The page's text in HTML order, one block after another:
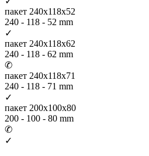
пакет 240x118x52
240 - 118 - 52 mm
✓
пакет 240x118x62
240 - 118 - 62 mm
✆
пакет 240x118x71
240 - 118 - 71 mm
✓
пакет 200x100x80
200 - 100 - 80 mm
✆
✓